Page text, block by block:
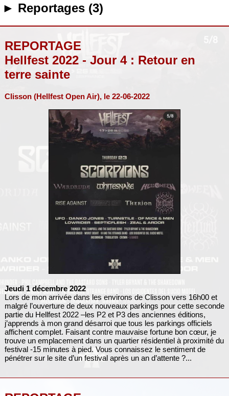
► Reportages (3)
REPORTAGE
Hellfest 2022 - Jour 4 : Retour en
terre sainte
Clisson (Hellfest Open Air), le 22-06-2022
Jeudi 1 décembre 2022
Lors de mon arrivée dans les environs de Clisson vers 16h00 et
malgré l’ouverture de deux nouveaux parkings pour cette seconde
partie du Hellfest 2022 –les P2 et P3 des anciennes éditions,
j’apprends à mon grand désarroi que tous les parkings officiels
affichent complet. Faisant contre mauvaise fortune bon cœur, je
trouve un emplacement dans un quartier résidentiel à proximité du
festival -15 minutes à pied. Vous connaissez le sentiment de
pénétrer sur le site d’un festival après un an d’attente ?...